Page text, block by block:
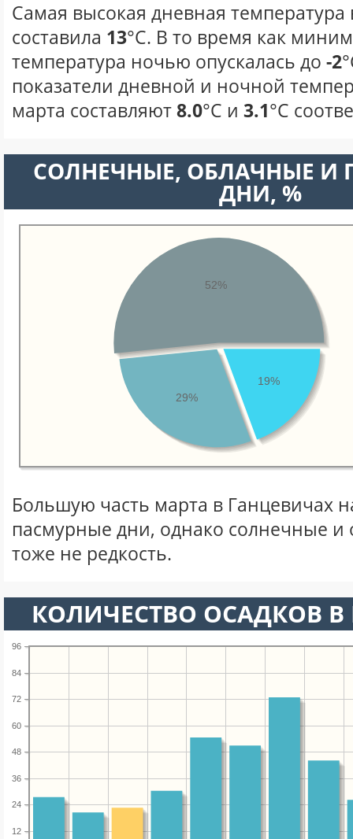
Самая высокая дневная температура
составила 13°С. В то время как
температура ночью опускалась до -2
показатели дневной и ночной
марта составляют8.0°С и 3.1°С
CОЛНЕЧНЫЕ, ОБЛАЧНЫЕ И
ДНИ, %
19%
29%
52%
Большую часть марта в Ганцевичах
пасмурные дни, однако солнечные
тоже не редкость.
КОЛИЧЕСТВО ОСАДКОВ
12
24
36
48
60
72
84
96